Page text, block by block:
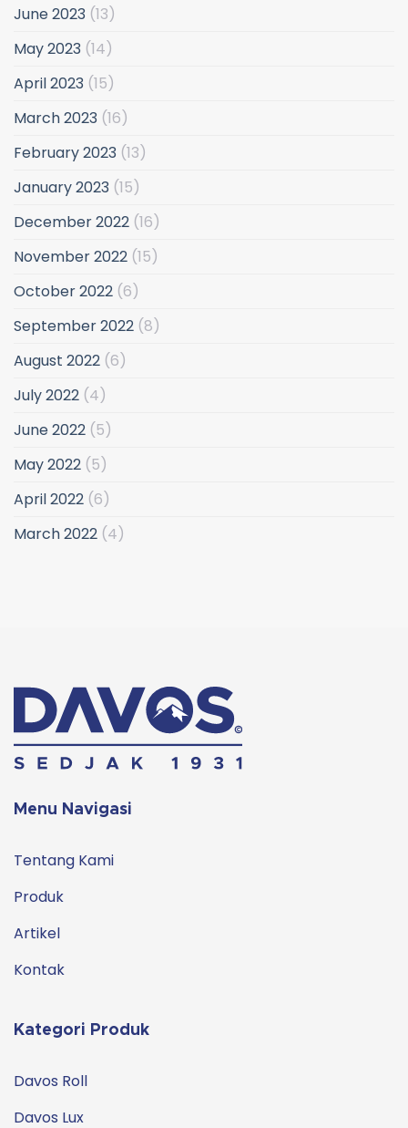
June 2023 (13)
May 2023 (14)
April 2023 (15)
March 2023 (16)
February 2023 (13)
January 2023 (15)
December 2022 (16)
November 2022 (15)
October 2022 (6)
September 2022 (8)
August 2022 (6)
July 2022 (4)
June 2022 (5)
May 2022 (5)
April 2022 (6)
March 2022 (4)
Menu Navigasi
Tentang Kami
Produk
Artikel
Kontak
Kategori Produk
Davos Roll
Davos Lux